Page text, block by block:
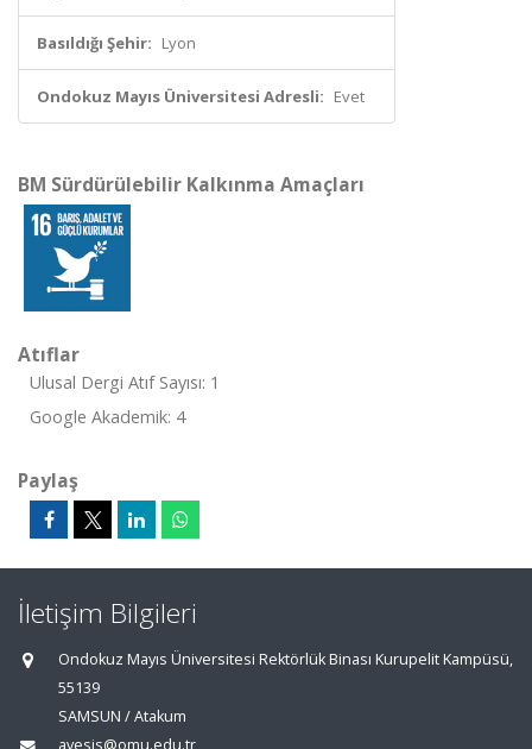
Basıldığı Şehir: Lyon
Ondokuz Mayıs Üniversitesi Adresli: Evet
BM Sürdürülebilir Kalkınma Amaçları
Atıflar
Ulusal Dergi Atıf Sayısı: 1
Google Akademik: 4
Paylaş
İletişim Bilgileri
Ondokuz Mayıs Üniversitesi Rektörlük Binası Kurupelit Kampüsü,
55139
SAMSUN / Atakum
avesis@omu.edu.tr